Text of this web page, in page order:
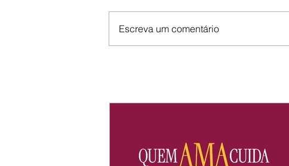
Escreva um comentário